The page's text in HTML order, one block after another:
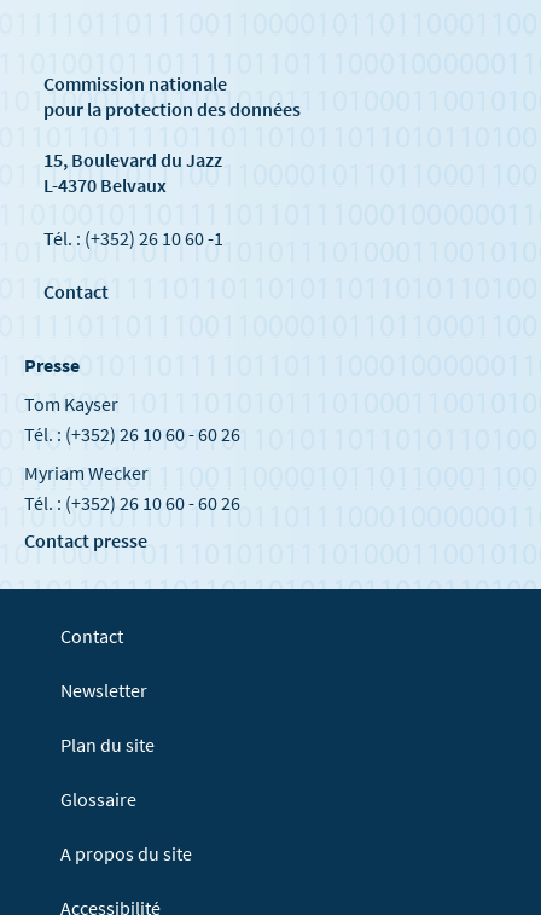
Commission nationale
pour la protection des données
15, Boulevard du Jazz
L-4370 Belvaux
Tél. : (+352) 26 10 60 -1
Contact
Presse
Tom Kayser
Tél. : (+352) 26 10 60 - 60 26
Myriam Wecker
Tél. : (+352) 26 10 60 - 60 26
Contact presse
Contact
Newsletter
Plan du site
Glossaire
A propos du site
Accessibilité